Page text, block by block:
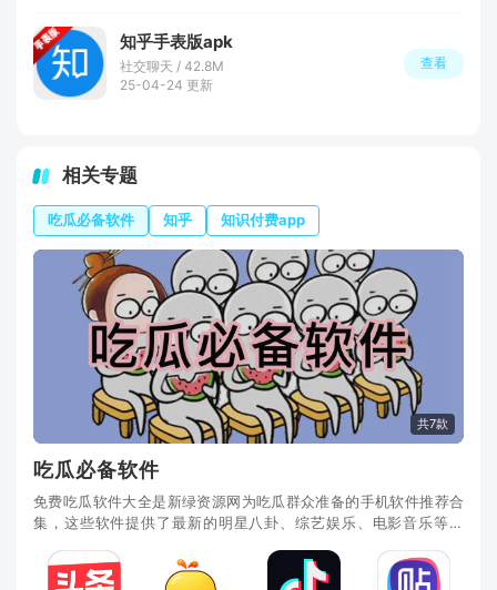
知乎手表版apk
社交聊天 / 42.8M
25-04-24 更新
查看
相关专题
吃瓜必备软件 知乎 知识付费app
共7款
吃瓜必备软件
免费吃瓜软件大全是新绿资源网为吃瓜群众准备的手机软件推荐合
集，这些软件提供了最新的明星八卦、综艺娱乐、电影音乐等内